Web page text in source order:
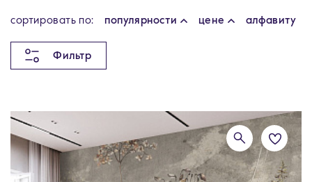
cортировать по: популярности цене алфавиту
Фильтр